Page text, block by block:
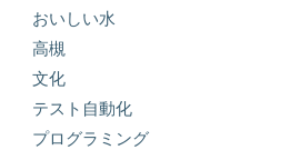
おいしい水
高槻
文化
テスト自動化
プログラミング